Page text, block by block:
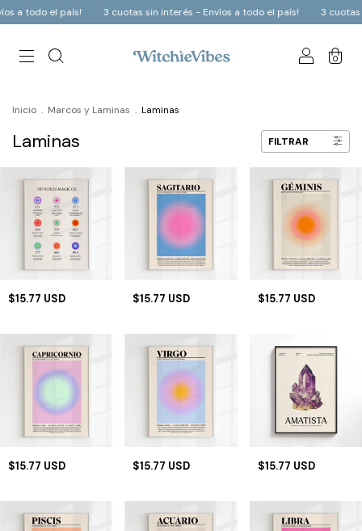
todo el país! 3 cuotas sin interés - Envíos a todo el país! 3 cuotas sin
0
Inicio . Marcos y Laminas . Laminas
Laminas FILTRAR
$15.77 USD $15.77 USD $15.77 USD
$15.77 USD $15.77 USD $15.77 USD